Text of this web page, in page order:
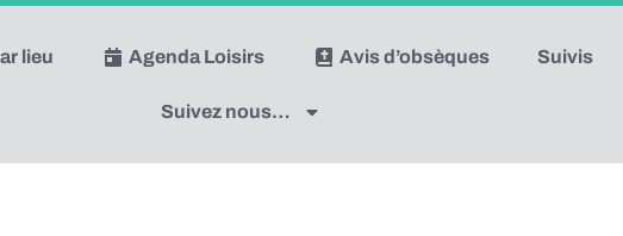
lieu Agenda Loisirs Avis d’obsèques Suivis
Suivez nous…